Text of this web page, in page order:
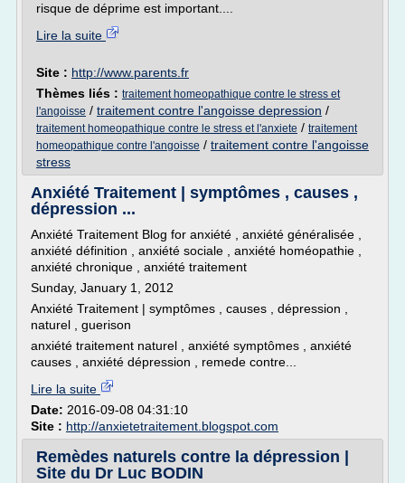
risque de déprime est important....
Lire la suite
Site : http://www.parents.fr
Thèmes liés : traitement homeopathique contre le stress et
l'angoisse / traitement contre l'angoisse depression /
traitement homeopathique contre le stress et l'anxiete / traitement
homeopathique contre l'angoisse / traitement contre l'angoisse
stress
Anxiété Traitement | symptômes , causes ,
dépression ...
Anxiété Traitement Blog for anxiété , anxiété généralisée ,
anxiété définition , anxiété sociale , anxiété homéopathie ,
anxiété chronique , anxiété traitement
Sunday, January 1, 2012
Anxiété Traitement | symptômes , causes , dépression ,
naturel , guerison
anxiété traitement naturel , anxiété symptômes , anxiété
causes , anxiété dépression , remede contre...
Lire la suite
Date: 2016-09-08 04:31:10
Site : http://anxietetraitement.blogspot.com
Remèdes naturels contre la dépression |
Site du Dr Luc BODIN